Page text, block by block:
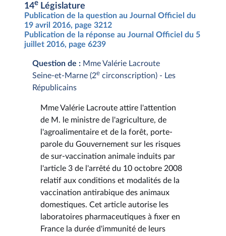
14e Législature
Publication de la question au Journal Officiel du
19 avril 2016, page 3212
Publication de la réponse au Journal Officiel du 5
juillet 2016, page 6239
Question de : Mme Valérie Lacroute
Seine-et-Marne (2e circonscription) - Les
Républicains
Mme Valérie Lacroute attire l'attention
de M. le ministre de l'agriculture, de
l'agroalimentaire et de la forêt, porte-
parole du Gouvernement sur les risques
de sur-vaccination animale induits par
l'article 3 de l'arrêté du 10 octobre 2008
relatif aux conditions et modalités de la
vaccination antirabique des animaux
domestiques. Cet article autorise les
laboratoires pharmaceutiques à fixer en
France la durée d'immunité de leurs